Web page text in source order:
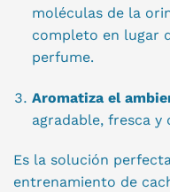
moléculas de la
completo en lugar
perfume.
Aromatiza el
agradable, fresca
Es la solución
entrenamiento de